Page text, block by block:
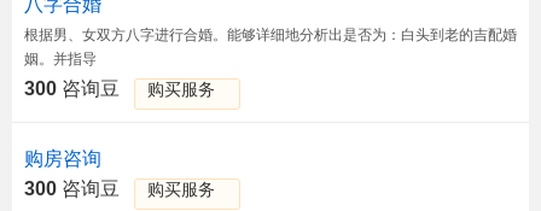
八字合婚
根据男、女双方八字进行合婚。能够详细地分析出是否为：白头到老的吉配婚
姻。并指导
300 咨询豆 购买服务
购房咨询
300 咨询豆 购买服务